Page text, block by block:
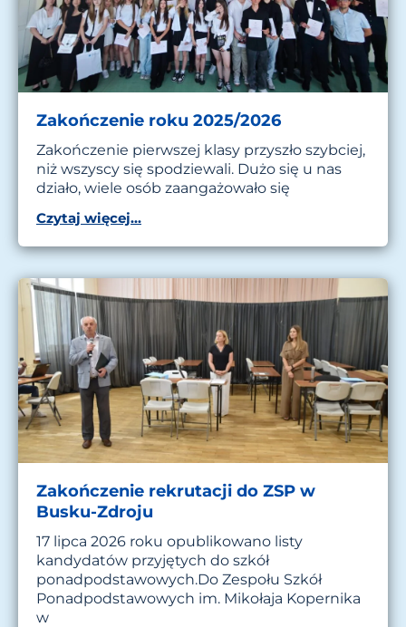
Zakończenie roku 2025/2026
Zakończenie pierwszej klasy przyszło szybciej,
niż wszyscy się spodziewali. Dużo się u nas
działo, wiele osób zaangażowało się
Czytaj więcej...
Zakończenie rekrutacji do ZSP w
Busku-Zdroju
17 lipca 2026 roku opublikowano listy
kandydatów przyjętych do szkół
ponadpodstawowych.Do Zespołu Szkół
Ponadpodstawowych im. Mikołaja Kopernika
w